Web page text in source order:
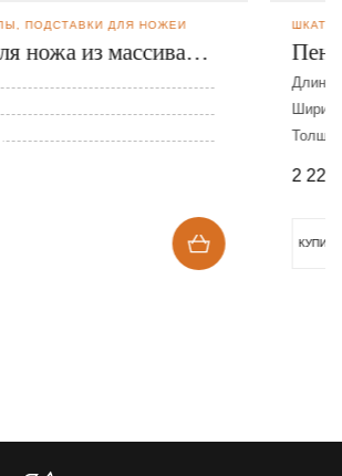
ПОДСТАВКИ ДЛЯ НОЖЕЙ
ножа из массива
Длина
2 228